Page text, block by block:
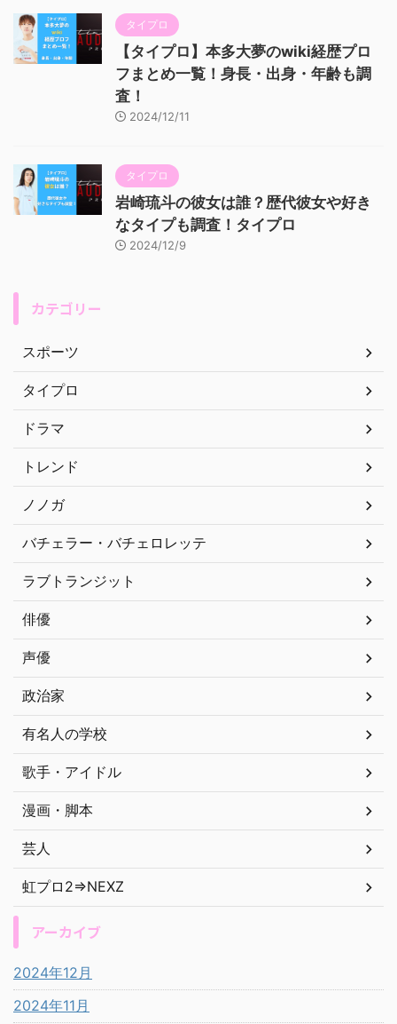
タイプロ
【タイプロ】本多大夢のwiki経歴プロ
フまとめ一覧！身長・出身・年齢も調
査！
2024/12/11
タイプロ
岩崎琉斗の彼女は誰？歴代彼女や好き
なタイプも調査！タイプロ
2024/12/9
カテゴリー
スポーツ
タイプロ
ドラマ
トレンド
ノノガ
バチェラー・バチェロレッテ
ラブトランジット
俳優
声優
政治家
有名人の学校
歌手・アイドル
漫画・脚本
芸人
虹プロ2⇒NEXZ
アーカイブ
2024年12月
2024年11月